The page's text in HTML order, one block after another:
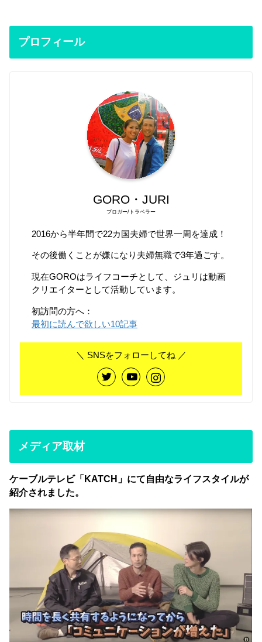
プロフィール
GORO・JURI
ブロガー/トラベラー
2016から半年間で22カ国夫婦で世界一周を達成！
その後働くことが嫌になり夫婦無職で3年過ごす。
現在GOROはライフコーチとして、ジュリは動画
クリエイターとして活動しています。
初訪問の方へ：
最初に読んで欲しい10記事
＼ SNSをフォローしてね ／
メディア取材
ケーブルテレビ「KATCH」にて自由なライフスタイルが
紹介されました。